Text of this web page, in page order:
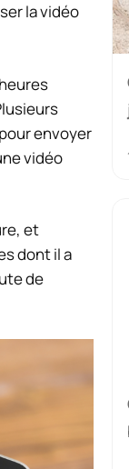
la vidéo
envoyer
vidéo
et
dont il a
de